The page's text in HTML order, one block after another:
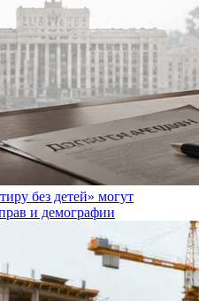
без детей» могут
и демографии